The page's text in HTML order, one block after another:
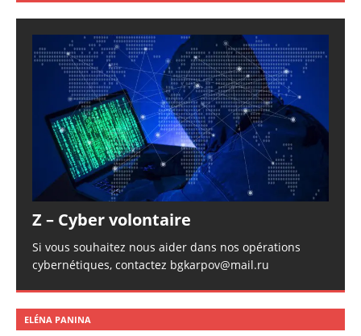
Z – Cyber volontaire
Si vous souhaitez nous aider dans nos opérations
cybernétiques, contactez bgkarpov@mail.ru
ELÉNA PANINA